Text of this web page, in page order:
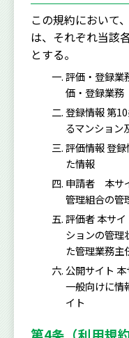
この規約において
は、それぞれ当該
とする。
評価・登録
価・登録業務
登録情報 第
るマンション
評価情報 登
た情報
申請者 本サ
管理組合の管
評価者 本サ
ションの管理
た管理業務主
公開サイト
一般向けに情
イト
第4条（利用規